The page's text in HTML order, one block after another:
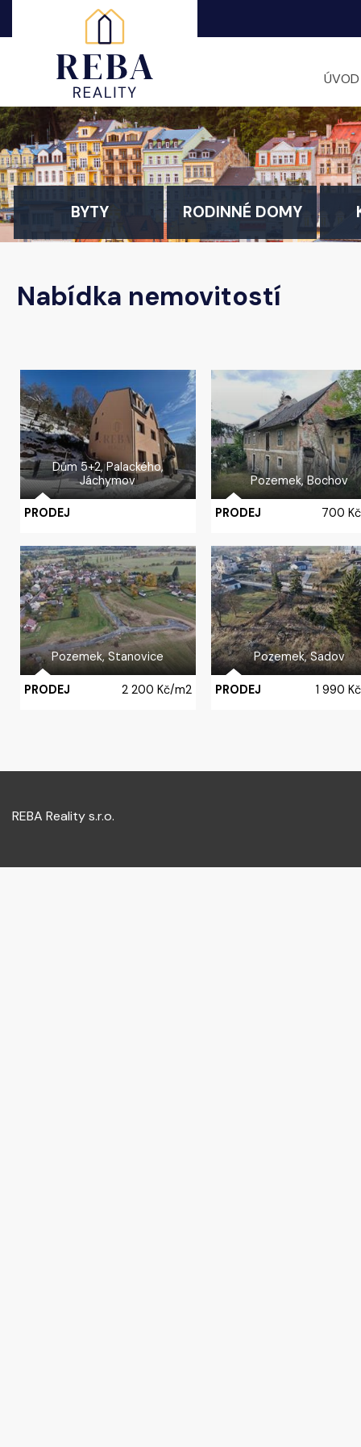
ÚVOD
BYTY RODINNÉ DOMY
Nabídka nemovitostí
Dům 5+2,Palackého,
Jáchymov
PRODEJ
Pozemek,Bochov
PRODEJ 700
Pozemek,Stanovice
PRODEJ 2 200 Kč/m2
Pozemek,Sadov
PRODEJ 1 990
REBA Reality s.r.o.